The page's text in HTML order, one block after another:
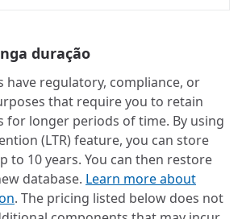
duração
have regulatory, compliance, or
that require you to retain
for longer periods of time. By using
(LTR) feature, you can store
to 10 years. You can then restore
database. Learn more about
. The pricing listed below does not